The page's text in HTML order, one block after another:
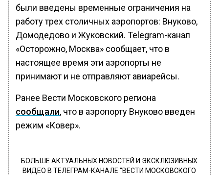
были введены временные ограничения на
работу трех столичных аэропортов: Внуково,
Домодедово и Жуковский. Telegram-канал
«Осторожно, Москва» сообщает, что в
настоящее время эти аэропорты не
принимают и не отправляют авиарейсы.
Ранее Вести Московского региона
сообщали, что в аэропорту Внуково введен
режим «Ковер».
БОЛЬШЕ АКТУАЛЬНЫХ НОВОСТЕЙ И ЭКСКЛЮЗИВНЫХ
ВИДЕО В ТЕЛЕГРАМ-КАНАЛЕ "ВЕСТИ МОСКОВСКОГО